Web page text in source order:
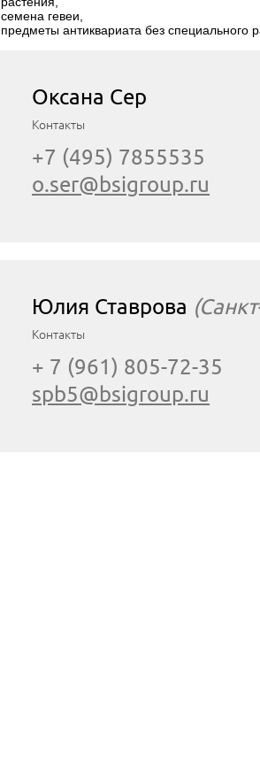
гевеи,
антиквариата без специального
Оксана Сер
Контакты
+7 (495) 7855535
o.ser@bsigroup.ru
Юлия Ставрова
Контакты
+ 7 (961) 805-72-35
spb5@bsigroup.ru